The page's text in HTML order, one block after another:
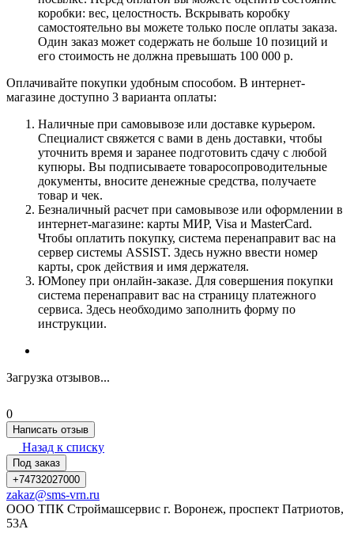
коробки: вес, целостность. Вскрывать коробку
самостоятельно вы можете только после оплаты заказа.
Один заказ может содержать не больше 10 позиций и
его стоимость не должна превышать 100 000 р.
Оплачивайте покупки удобным способом. В интернет-
магазине доступно 3 варианта оплаты:
Наличные при самовывозе или доставке курьером.
Специалист свяжется с вами в день доставки, чтобы
уточнить время и заранее подготовить сдачу с любой
купюры. Вы подписываете товаросопроводительные
документы, вносите денежные средства, получаете
товар и чек.
Безналичный расчет при самовывозе или оформлении в
интернет-магазине: карты МИР, Visa и MasterCard.
Чтобы оплатить покупку, система перенаправит вас на
сервер системы ASSIST. Здесь нужно ввести номер
карты, срок действия и имя держателя.
ЮMoney при онлайн-заказе. Для совершения покупки
система перенаправит вас на страницу платежного
сервиса. Здесь необходимо заполнить форму по
инструкции.
Загрузка отзывов...
0
Написать отзыв
Назад к списку
Под заказ
+74732027000
zakaz@sms-vrn.ru
ООО ТПК Строймашсервис г. Воронеж, проспект Патриотов,
53А